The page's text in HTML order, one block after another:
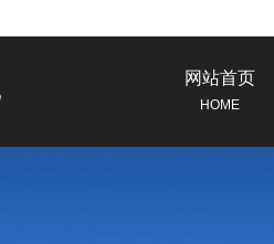
网站首页
HOME